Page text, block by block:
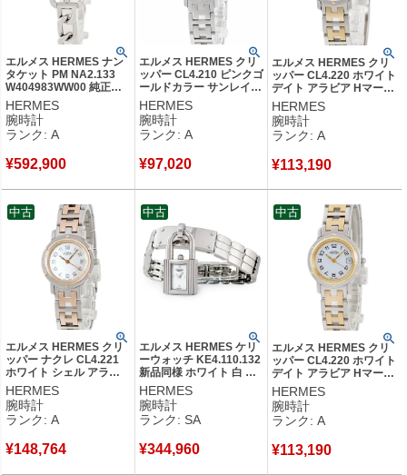
エルメス HERMES ナン
タケット PM NA2.133
W404983WW00 純正ダ
イヤ ブルー アベンチュ
リン チェーン レディー
ス 腕時計クオーツ ブル
ー 【中古】中古美品
HERMES
腕時計
ランク: A
¥592,900
エルメス HERMES クリ
ッパー CL4.210 ピンクゴ
ールドカラー サンレイ
アラビア デイト レディ
ース 腕時計クオーツ ピ
ンク 【中古】中古美品
HERMES
腕時計
ランク: A
¥97,020
エルメス HERMES クリ
ッパー CL4.220 ホワイト
デイト アラビア Hマーク
ブレス レディース 腕時計
クオーツ ホワイト 【中
古】中古美品
HERMES
腕時計
ランク: A
¥113,190
エルメス HERMES クリ
ッパー ナクレ CL4.221
ホワイト シェル アラビ
ア デイト レディース 腕
時計クオーツ ホワイト
【中古】中古美品
HERMES
腕時計
ランク: A
¥148,764
中古
エルメス HERMES ケリ
ーウォッチ KE4.110.132
新品同様 ホワイト 白 カ
デナ型 錠前 南京錠 レデ
ィース 腕時計クオーツ
ホワイト 【中古】新品同
様品
HERMES
腕時計
ランク: SA
¥344,960
中古
エルメス HERMES クリ
ッパー CL4.220 ホワイト
デイト アラビア Hマーク
ブレス レディース 腕時計
クオーツ ホワイト 【中
古】中古美品
HERMES
腕時計
ランク: A
¥113,190
中古